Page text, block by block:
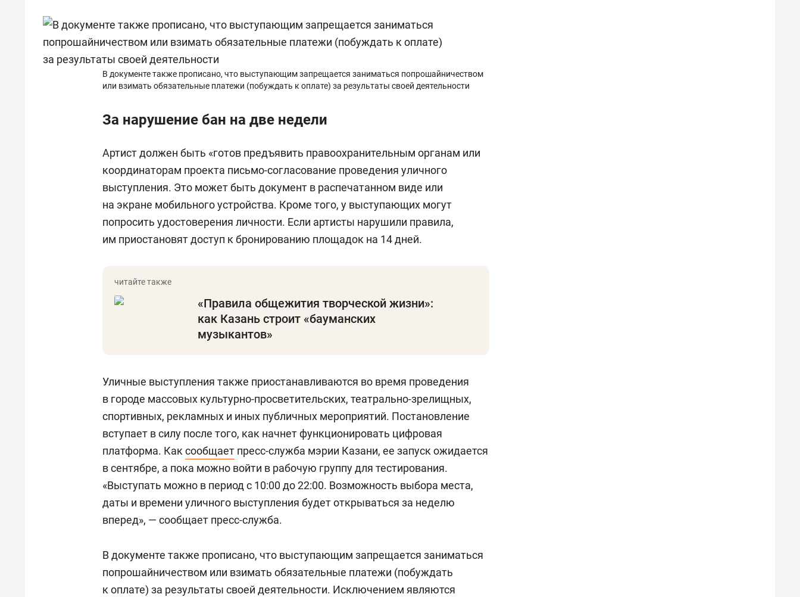
В документе также прописано, что выступающим запрещается заниматься попрошайничеством
или взимать обязательные платежи (побуждать к оплате) за результаты своей деятельности
За нарушение бан на две недели
Артист должен быть «готов предъявить правоохранительным органам или
координаторам проекта письмо-согласование проведения уличного
выступления. Это может быть документ в распечатанном виде или
на экране мобильного устройства. Кроме того, у выступающих могут
попросить удостоверения личности. Если артисты нарушили правила,
им приостановят доступ к бронированию площадок на 14 дней.
«Правила общежития творческой жизни»:
как Казань строит «бауманских
музыкантов»
Уличные выступления также приостанавливаются во время проведения
в городе массовых культурно-просветительских, театрально-зрелищных,
спортивных, рекламных и иных публичных мероприятий. Постановление
вступает в силу после того, как начнет функционировать цифровая
платформа. Как сообщает пресс-служба мэрии Казани, ее запуск ожидается
в сентябре, а пока можно войти в рабочую группу для тестирования.
«Выступать можно в период с 10:00 до 22:00. Возможность выбора места,
даты и времени уличного выступления будет открываться за неделю
вперед», — сообщает пресс-служба.
В документе также прописано, что выступающим запрещается заниматься
попрошайничеством или взимать обязательные платежи (побуждать
к оплате) за результаты своей деятельности. Исключением являются